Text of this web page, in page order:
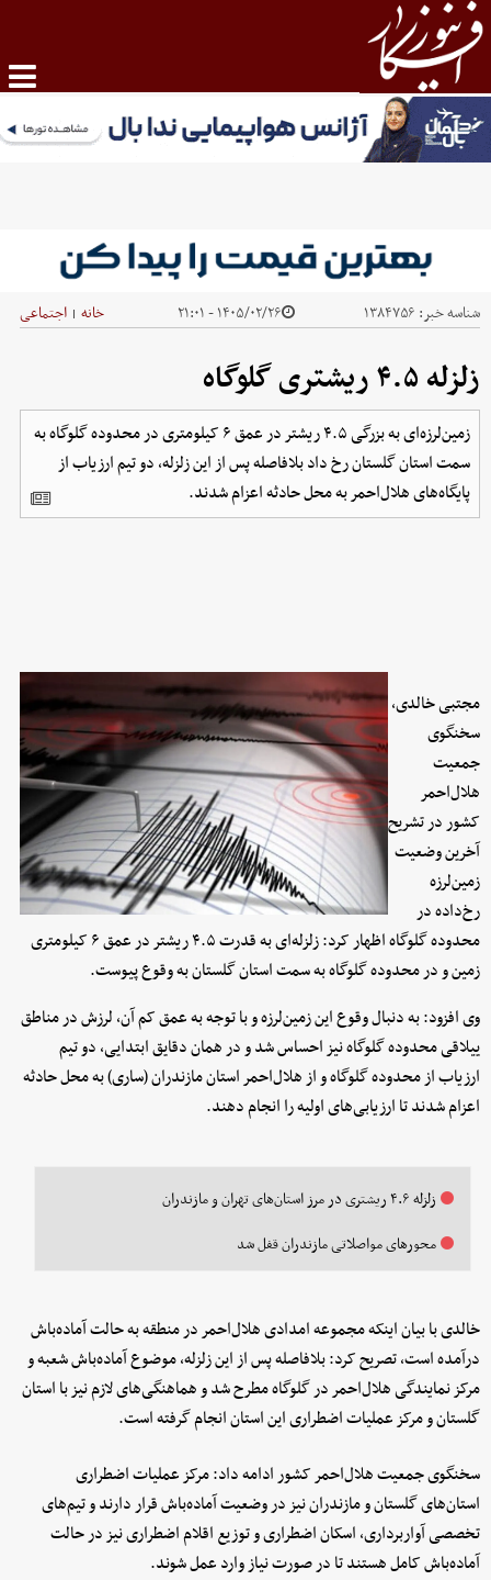
شناسه خبر: ۱۳۸۴۷۵۶ ۱۴۰۵/۰۲/۲۶ - ۲۱:۰۱ خانه | اجتماعی
زلزله ۴.۵ ریشتری گلوگاه
زمین‌لرزه‌ای به بزرگی ۴.۵ ریشتر در عمق ۶ کیلومتری در محدوده گلوگاه به
سمت استان گلستان رخ داد بلافاصله پس از این زلزله، دو تیم ارزیاب از
پایگاه‌های هلال‌احمر به محل حادثه اعزام شدند.
مجتبی خالدی،
سخنگوی
جمعیت
هلال‌احمر
کشور در تشریح
آخرین وضعیت
زمین‌لرزه
رخ‌داده در
محدوده گلوگاه اظهار کرد: زلزله‌ای به قدرت ۴.۵ ریشتر در عمق ۶ کیلومتری
زمین و در محدوده گلوگاه به سمت استان گلستان به وقوع پیوست.
وی افزود: به دنبال وقوع این زمین‌لرزه و با توجه به عمق کم آن، لرزش در مناطق
ییلاقی محدوده گلوگاه نیز احساس شد و در همان دقایق ابتدایی، دو تیم
ارزیاب از محدوده گلوگاه و از هلال‌احمر استان مازندران (ساری) به محل حادثه
اعزام شدند تا ارزیابی‌های اولیه را انجام دهند.
زلزله ۴.۶ ریشتری در مرز استان‌های تهران و مازندران
محورهای مواصلاتی مازندران قفل شد
خالدی با بیان اینکه مجموعه امدادی هلال‌احمر در منطقه به حالت آماده‌باش
درآمده است، تصریح کرد: بلافاصله پس از این زلزله، موضوع آماده‌باش شعبه و
مرکز نمایندگی هلال‌احمر در گلوگاه مطرح شد و هماهنگی‌های لازم نیز با استان
گلستان و مرکز عملیات اضطراری این استان انجام گرفته است.
سخنگوی جمعیت هلال‌احمر کشور ادامه داد: مرکز عملیات اضطراری
استان‌های گلستان و مازندران نیز در وضعیت آماده‌باش قرار دارند و تیم‌های
تخصصی آواربرداری، اسکان اضطراری و توزیع اقلام اضطراری نیز در حالت
آماده‌باش کامل هستند تا در صورت نیاز وارد عمل شوند.